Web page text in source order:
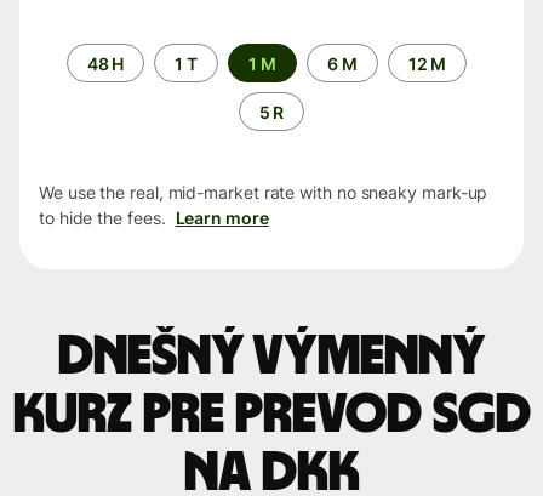
Time
period
48 H 1 T 1 M 6 M 12 M
5 R
We use the real, mid-market rate with no sneaky mark-up
to hide the fees. Learn more
Dnešný výmenný
kurz pre prevod SGD
na DKK